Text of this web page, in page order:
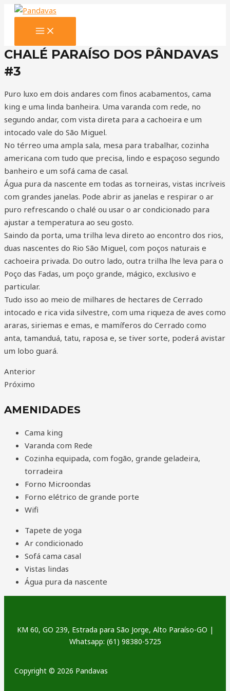
conteúdo
MAIN
MENU
CHALÉ PARAÍSO DOS PÂNDAVAS
#3
Puro luxo em dois andares com finos acabamentos, cama
king e uma linda banheira. Uma varanda com rede, no
segundo andar, com vista direta para a cachoeira e um
intocado vale do São Miguel.
No térreo uma ampla sala, mesa para trabalhar, cozinha
americana com tudo que precisa, lindo e espaçoso segundo
banheiro e um sofá cama de casal.
Água pura da nascente em todas as torneiras, vistas incríveis
com grandes janelas. Pode abrir as janelas e respirar o ar
puro refrescando o chalé ou usar o ar condicionado para
ajustar a temperatura ao seu gosto.
Saindo da porta, uma trilha leva direto ao encontro dos rios,
duas nascentes do Rio São Miguel, com poços naturais e
cachoeira privada. Do outro lado, outra trilha lhe leva para o
Poço das Fadas, um poço grande, mágico, exclusivo e
particular.
Tudo isso ao meio de milhares de hectares de Cerrado
intocado e rica vida silvestre, com uma riqueza de aves como
araras, siriemas e emas, e mamíferos do Cerrado como
anta, tamanduá, tatu, raposa e, se tiver sorte, poderá avistar
um lobo guará.
Anterior
Próximo
AMENIDADES
Cama king
Varanda com Rede
Cozinha equipada, com fogão, grande geladeira,
torradeira
Forno Microondas
Forno elétrico de grande porte
Wifi
Tapete de yoga
Ar condicionado
Sofá cama casal
Vistas lindas
Água pura da nascente
KM 60, GO 239, Estrada para São Jorge, Alto Paraíso-GO |
Whatsapp: (61) 98380-5725
Copyright © 2026 Pandavas